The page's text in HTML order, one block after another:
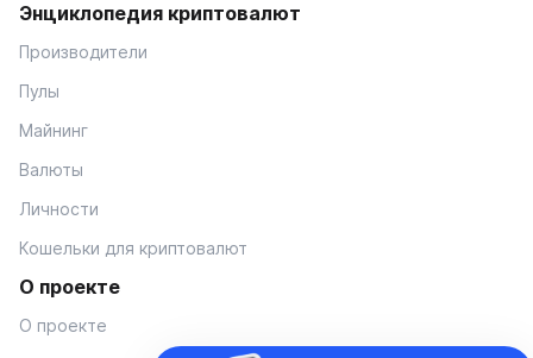
Энциклопедия криптовалют
Производители
Пулы
Майнинг
Валюты
Личности
Кошельки для криптовалют
О проекте
О проекте